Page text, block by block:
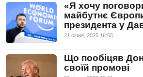
«Я хочу
майбутнє
президента у
21 сiчня, 2025 16:55
Що пообіцяв
своїй промові